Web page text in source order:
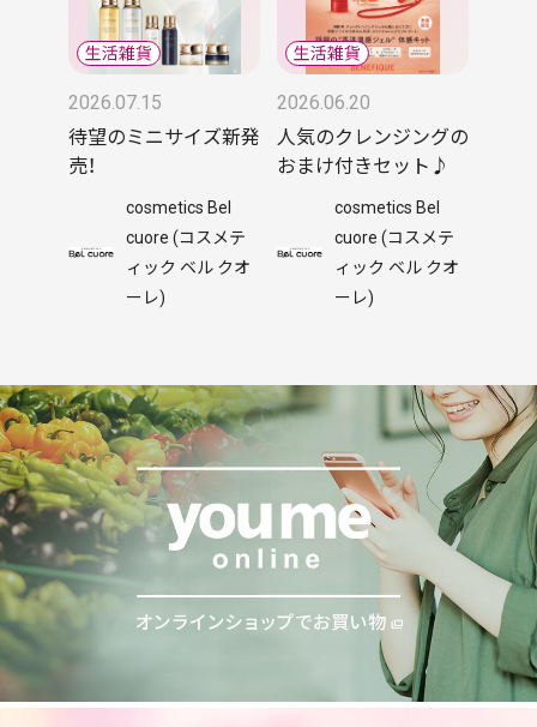
2026.07.15
待望のミニサイズ新発
売！
cosmetics Bel
cuore (コスメテ
ィック ベル クオ
ーレ)
2026.06.20
人気のクレンジングの
おまけ付きセット♪
cosmetics Bel
cuore (コスメテ
ィック ベル クオ
ーレ)